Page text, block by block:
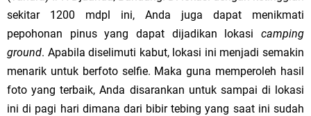
sekitar 1200 mdpl ini, Anda juga dapat menikmati
pepohonan pinus yang dapat dijadikan lokasi camping
ground. Apabila diselimuti kabut, lokasi ini menjadi semakin
menarik untuk berfoto selfie. Maka guna memperoleh hasil
foto yang terbaik, Anda disarankan untuk sampai di lokasi
ini di pagi hari dimana dari bibir tebing yang saat ini sudah